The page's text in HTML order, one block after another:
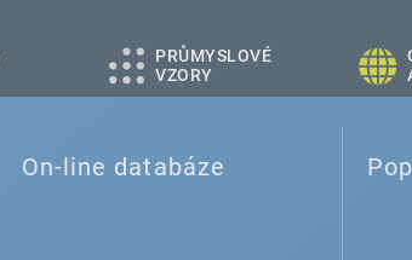
PRŮMYSLOVÉ
VZORY
On-line databáze